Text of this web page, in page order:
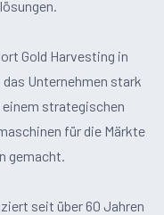
Gold Harvesting in
Unternehmen stark
strategischen
für die Märkte
gemacht.
seit über 60 Jahren